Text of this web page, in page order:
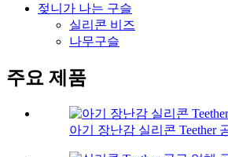
젖니가 나는 구슬
실리콘 비즈
나무구슬
주요 제품
아기 장난감 실리콘 Teether